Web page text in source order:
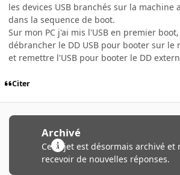
les devices USB branchés sur la machine
dans la sequence de boot.
Sur mon PC j'ai mis l'USB en premier
débrancher le DD USB pour booter sur le
et remettre l'USB pour booter le DD
Citer
Archivé
Ce sujet est désormais archivé et
recevoir de nouvelles réponses.